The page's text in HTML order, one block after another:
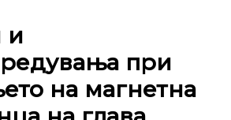
и
при
на магнетна